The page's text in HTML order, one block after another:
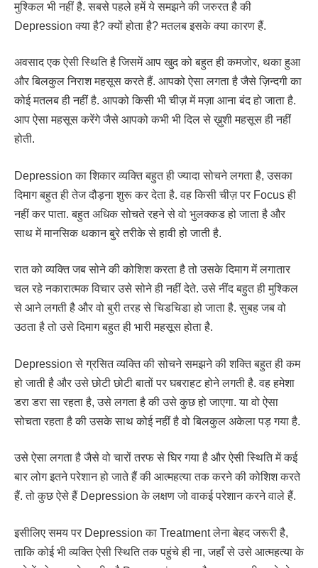
मुश्किल भी नहीं है. सबसे पहले हमें ये समझने की जरुरत है की
Depression क्या है? क्यों होता है? मतलब इसके क्या कारण हैं.
अवसाद एक ऐसी स्थिति है जिसमें आप खुद को बहुत ही कमजोर, थका हुआ
और बिलकुल निराश महसूस करते हैं. आपको ऐसा लगता है जैसे ज़िन्दगी का
कोई मतलब ही नहीं है. आपको किसी भी चीज़ में मज़ा आना बंद हो जाता है.
आप ऐसा महसूस करेंगे जैसे आपको कभी भी दिल से ख़ुशी महसूस ही नहीं
होती.
Depression का शिकार व्यक्ति बहुत ही ज्यादा सोचने लगता है, उसका
दिमाग बहुत ही तेज दौड़ना शुरू कर देता है. वह किसी चीज़ पर Focus ही
नहीं कर पाता. बहुत अधिक सोचते रहने से वो भुलक्कड हो जाता है और
साथ में मानसिक थकान बुरे तरीके से हावी हो जाती है.
रात को व्यक्ति जब सोने की कोशिश करता है तो उसके दिमाग में लगातार
चल रहे नकारात्मक विचार उसे सोने ही नहीं देते. उसे नींद बहुत ही मुश्किल
से आने लगती है और वो बुरी तरह से चिडचिडा हो जाता है. सुबह जब वो
उठता है तो उसे दिमाग बहुत ही भारी महसूस होता है.
Depression से ग्रसित व्यक्ति की सोचने समझने की शक्ति बहुत ही कम
हो जाती है और उसे छोटी छोटी बातों पर घबराहट होने लगती है. वह हमेशा
डरा डरा सा रहता है, उसे लगता है की उसे कुछ हो जाएगा. या वो ऐसा
सोचता रहता है की उसके साथ कोई नहीं है वो बिलकुल अकेला पड़ गया है.
उसे ऐसा लगता है जैसे वो चारों तरफ से घिर गया है और ऐसी स्थिति में कई
बार लोग इतने परेशान हो जाते हैं की आत्महत्या तक करने की कोशिश करते
हैं. तो कुछ ऐसे हैं Depression के लक्षण जो वाकई परेशान करने वाले हैं.
इसीलिए समय पर Depression का Treatment लेना बेहद जरूरी है,
ताकि कोई भी व्यक्ति ऐसी स्थिति तक पहुंचे ही ना, जहाँ से उसे आत्महत्या के